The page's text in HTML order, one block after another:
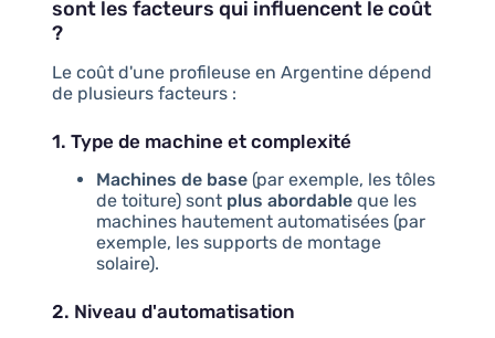
sont les facteurs qui influencent le coût
?
Le coût d'une profileuse en Argentine dépend
de plusieurs facteurs :
1. Type de machine et complexité
Machines de base(par exemple, les tôles
de toiture) sont plus abordableque les
machines hautement automatisées (par
exemple, les supports de montage
solaire).
2. Niveau d'automatisation